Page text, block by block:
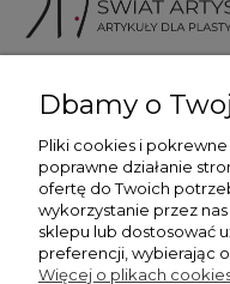
Więcej informacji
Dbamy o
Pliki cookies i
poprawne działanie
ofertę do Twoich
wykorzystanie przez
sklepu lub dostosować
preferencji, wybierając
Więcej o plikach